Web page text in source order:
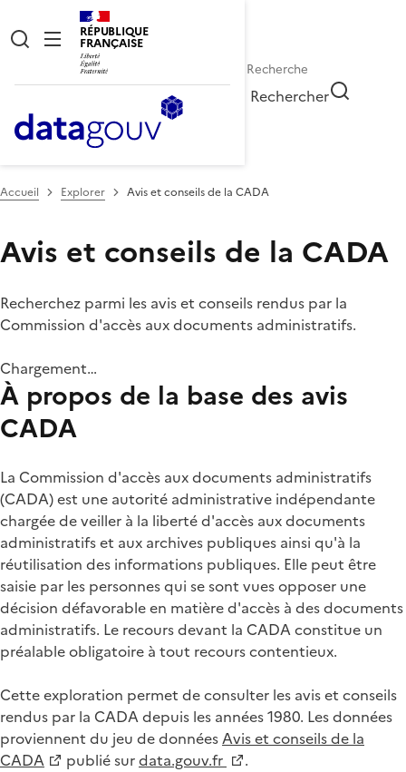
RÉPUBLIQUE
FRANÇAISE
Rechercher
Accueil Explorer Avis et conseils de la CADA
Avis et conseils de la CADA
Recherchez parmi les avis et conseils rendus par la
Commission d'accès aux documents administratifs.
Chargement…
À propos de la base des avis
CADA
La Commission d'accès aux documents administratifs
(CADA) est une autorité administrative indépendante
chargée de veiller à la liberté d'accès aux documents
administratifs et aux archives publiques ainsi qu'à la
réutilisation des informations publiques. Elle peut être
saisie par les personnes qui se sont vues opposer une
décision défavorable en matière d'accès à des documents
administratifs. Le recours devant la CADA constitue un
préalable obligatoire à tout recours contentieux.
Cette exploration permet de consulter les avis et conseils
rendus par la CADA depuis les années 1980. Les données
proviennent du jeu de donnéesAvis et conseils de la
CADA
publié surdata.gouv.fr .